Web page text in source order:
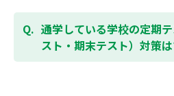
お問合わせください。
お問合わせはこちら
はい、1教科、週1日から受
勉強できる習慣をつけるため
受講をおすすめしておりま
ください。
通学している学校の定期
スト・期末テスト）対策